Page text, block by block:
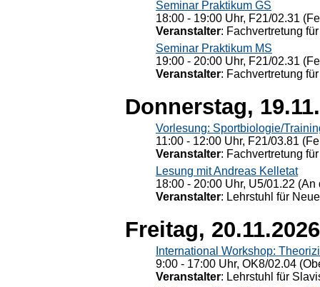
Seminar Praktikum GS
18:00 - 19:00 Uhr, F21/02.31
Veranstalter: Fachvertretung
Seminar Praktikum MS
19:00 - 20:00 Uhr, F21/02.31
Veranstalter: Fachvertretung
Donnerstag,
Vorlesung: Sportbiologie/
11:00 - 12:00 Uhr, F21/03.81
Veranstalter: Fachvertretung
Lesung mit Andreas Kelletat
18:00 - 20:00 Uhr, U5/01.22
Veranstalter: Lehrstuhl für
Freitag, 20.11.2026
International Workshop:
9:00 - 17:00 Uhr, OK8/02.04
Veranstalter: Lehrstuhl für